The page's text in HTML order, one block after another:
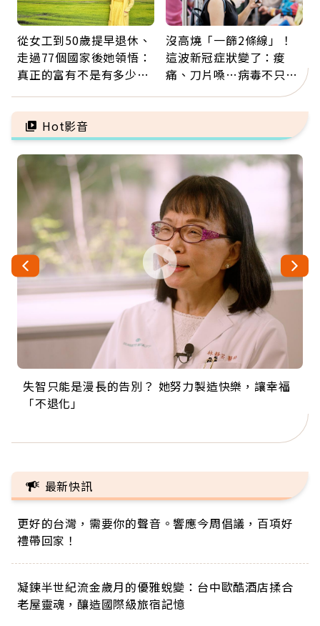
從女工到50歲提早退休、
走過77個國家後她領悟：
真正的富有不是有多少
自由
沒高燒「一篩2條線」！
這波新冠症狀變了：痠
痛、刀片嗓…病毒不只攻
肺，三高族恐引發全身血
管發炎
Hot影音
失智只能是漫長的告別？ 她努力製造快樂，讓幸福
「不退化」
來自剛果的巧克力神父 為台灣奉獻36年 「台灣是我
的家，我連作夢都講台語！」
63歲卸矽谷副總、搬回台灣找快樂！「蛋黃哥小
丑」走進安養院，逗樂上萬爺奶：退休後才開始真
104歲打破金氏世界紀錄 成為全球最年長羽球選
手，分享長壽的秘密原來是「這個」
事業巔峰他選擇追夢…黑手阿伯拉小提琴還登上小
巨蛋！連CNN都大讚！
最新快訊
更好的台灣，需要你的聲音。響應今周倡議，百項好
禮帶回家！
凝鍊半世紀流金歲月的優雅蛻變：台中歐酷酒店揉合
老屋靈魂，釀造國際級旅宿記憶